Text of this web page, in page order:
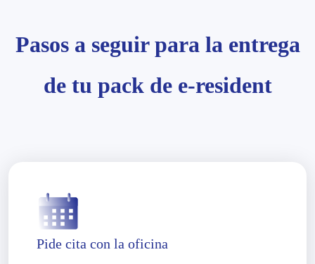
Pasos a seguir para la entrega
de tu pack de e-resident
Pide cita con la oficina